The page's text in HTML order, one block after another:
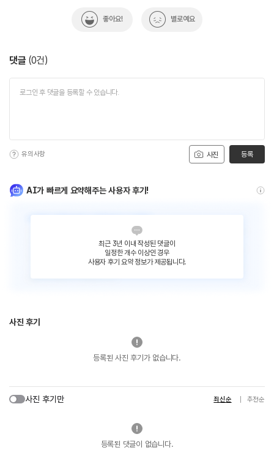
좋아요! 별로예요
댓글 (0건)
사진
유의사항 등록
AI가 빠르게 요약해주는 사용자 후기!
최근 3년 이내 작성된 댓글이
일정한 개수 이상인 경우
사용자 후기 요약 정보가 제공됩니다.
사진 후기
등록된 사진 후기가 없습니다.
사진 후기만 최신순 추천순
등록된 댓글이 없습니다.